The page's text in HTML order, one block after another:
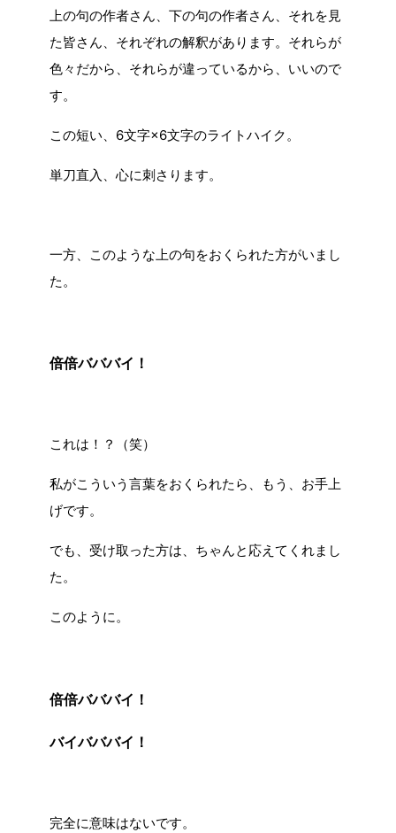
上の句の作者さん、下の句の作者さん、それを見
た皆さん、それぞれの解釈があります。それらが
色々だから、それらが違っているから、いいので
す。
この短い、6文字×6文字のライトハイク。
単刀直入、心に刺さります。
一方、このような上の句をおくられた方がいまし
た。
倍倍バババイ！
これは！？（笑）
私がこういう言葉をおくられたら、もう、お手上
げです。
でも、受け取った方は、ちゃんと応えてくれまし
た。
このように。
倍倍バババイ！
バイバババイ！
完全に意味はないです。